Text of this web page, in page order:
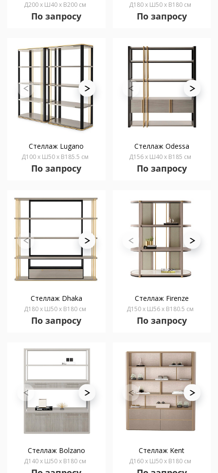
Д200 x Ш40 x В200 см
По запросу
Д180 x Ш50 x В180 см
По запросу
Стеллаж Lugano
Д100 x Ш50 x В185.5 см
По запросу
Стеллаж Odessa
Д156 x Ш40 x В185 см
По запросу
Стеллаж Dhaka
Д180 x Ш50 x В180 см
По запросу
Стеллаж Firenze
Д150 x Ш56 x В180.5 см
По запросу
Стеллаж Bolzano
Д140 x Ш50 x В180 см
Стеллаж Kent
Д160 x Ш50 x В180 см